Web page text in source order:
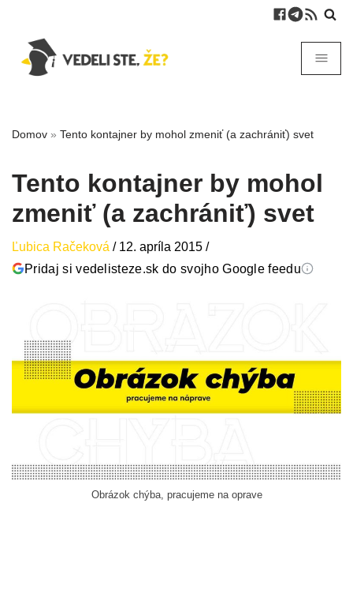
Domov » Tento kontajner by mohol zmeniť (a zachrániť) svet
Tento kontajner by mohol
zmeniť (a zachrániť) svet
Ľubica Račeková / 12. apríla 2015 /
Pridaj si vedelisteze.sk do svojho Google feedu
Obrázok chýba, pracujeme na oprave